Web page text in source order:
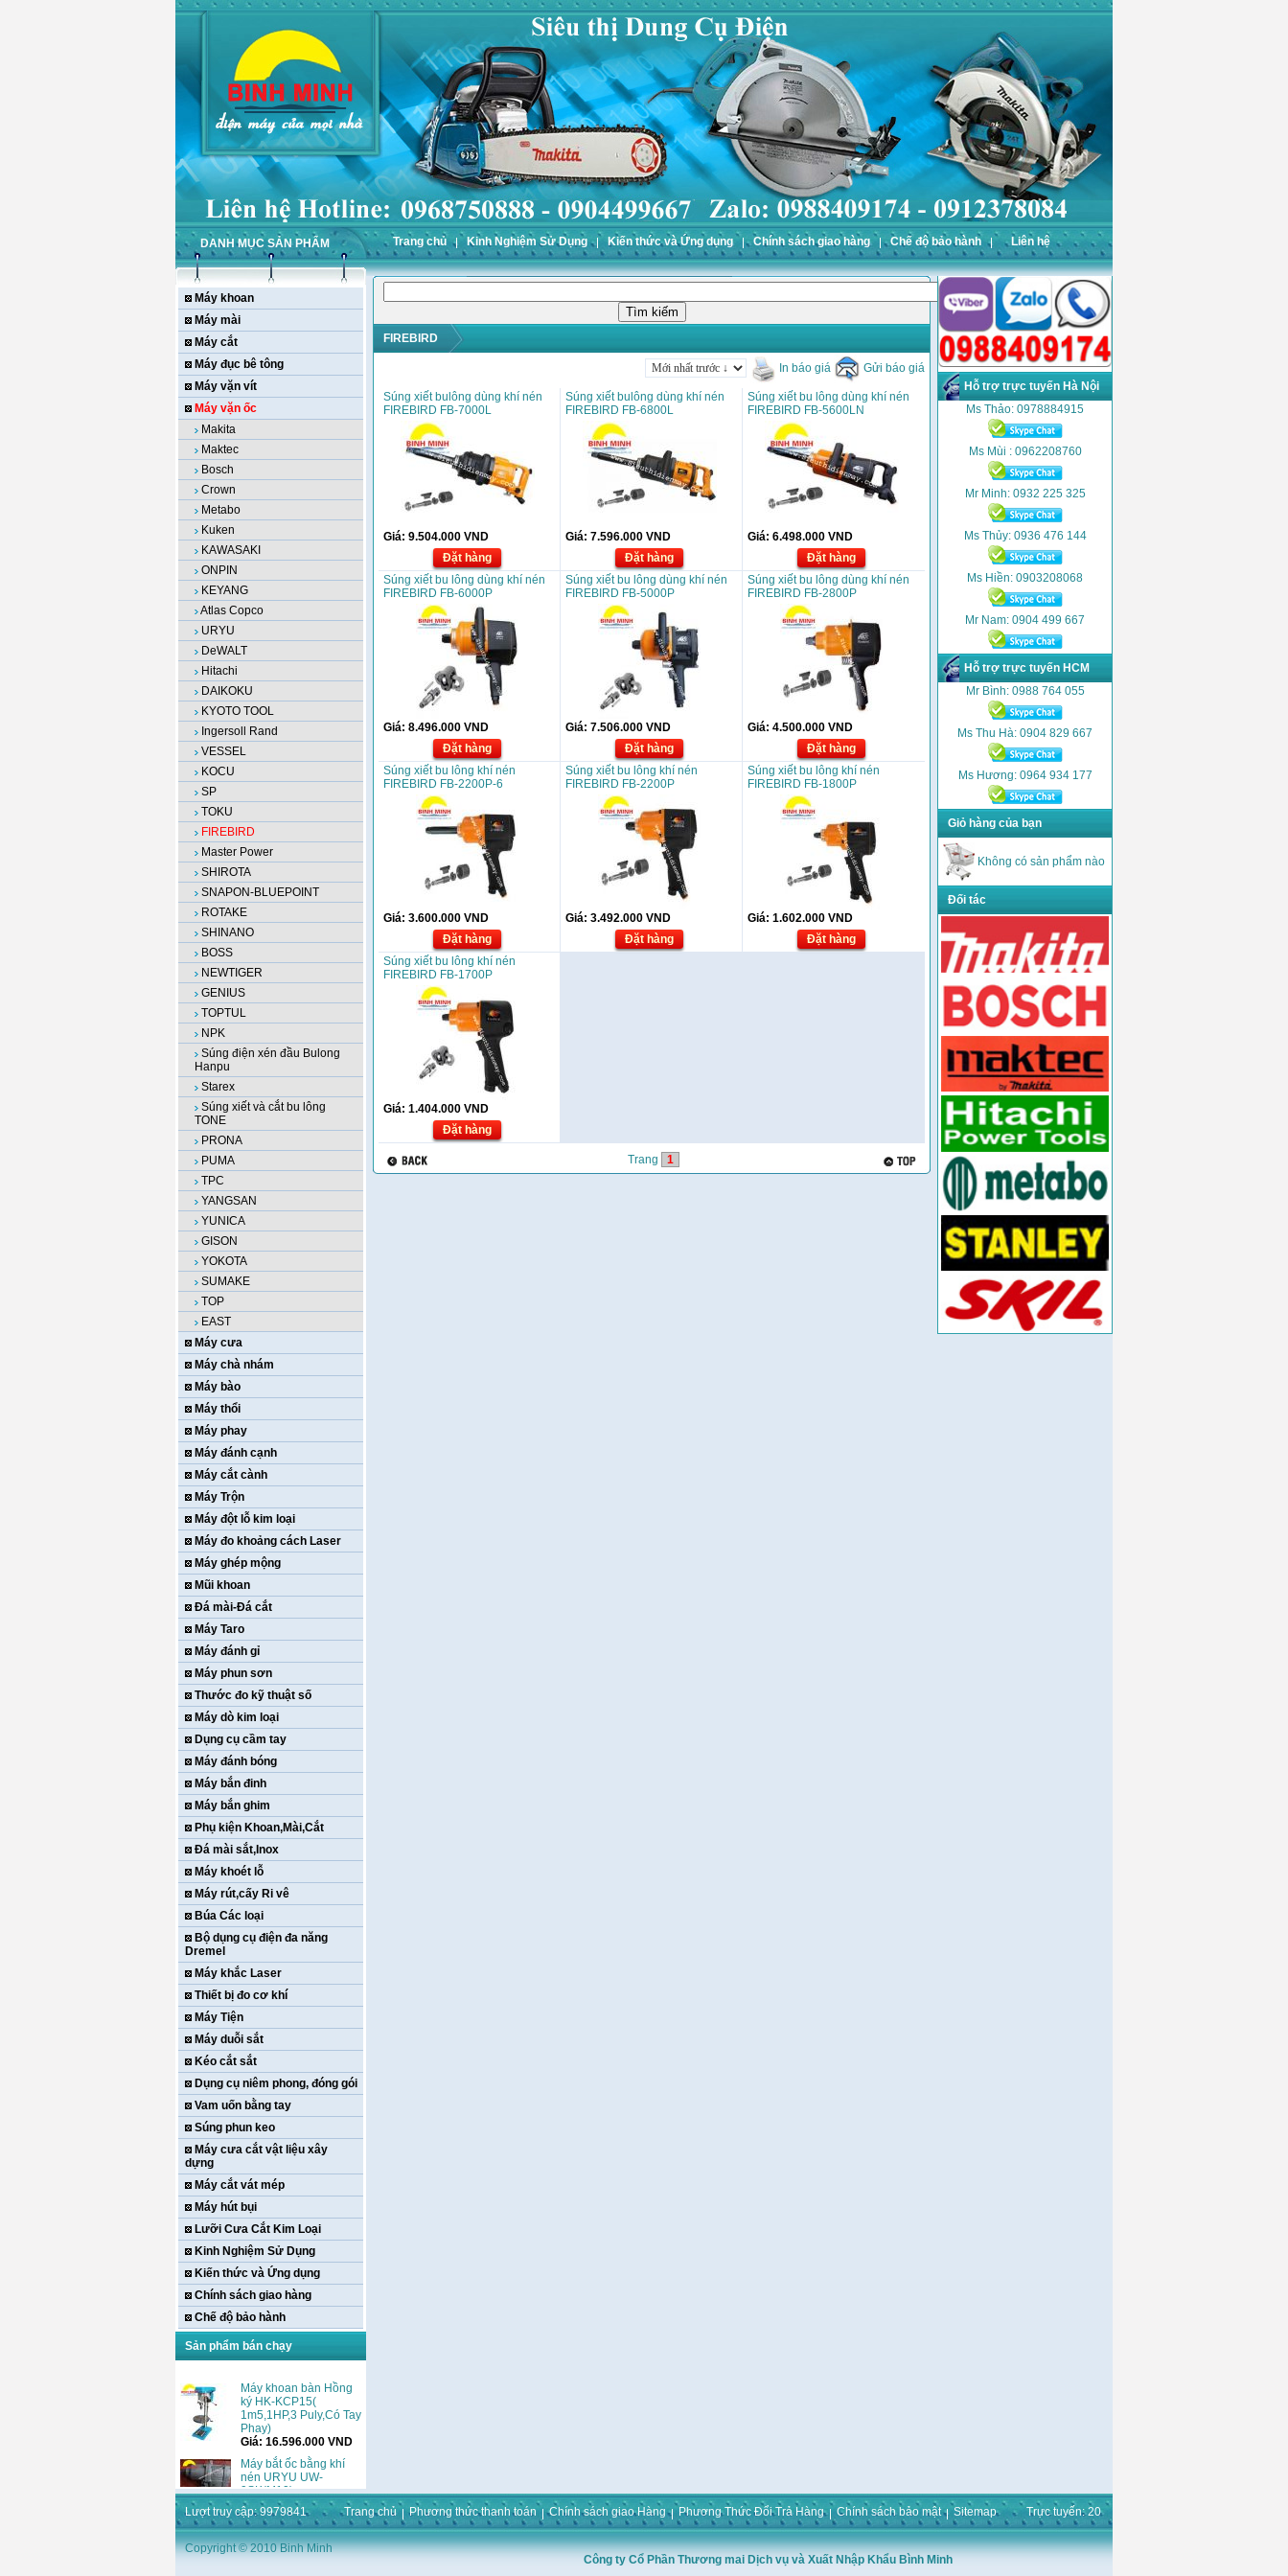
DANH MỤC SẢN PHẨM Trang chủ Kinh Nghiệm Sử Dụng Kiến thức và Ứng dụng Chính sách giao hàng Chế độ bảo hành Liên hệ
Máy khoan
Máy mài
Máy cắt
Máy đục bê tông
Máy vặn vít
Máy vặn ốc
Makita
Maktec
Bosch
Crown
Metabo
Kuken
KAWASAKI
ONPIN
KEYANG
Atlas Copco
URYU
DeWALT
Hitachi
DAIKOKU
KYOTO TOOL
Ingersoll Rand
VESSEL
KOCU
SP
TOKU
FIREBIRD
Master Power
SHIROTA
SNAPON-BLUEPOINT
ROTAKE
SHINANO
BOSS
NEWTIGER
GENIUS
TOPTUL
NPK
Súng điện xén đầu Bulong
Hanpu
Starex
Súng xiết và cắt bu lông
TONE
PRONA
PUMA
TPC
YANGSAN
YUNICA
GISON
YOKOTA
SUMAKE
TOP
EAST
Máy cưa
Máy chà nhám
Máy bào
Máy thổi
Máy phay
Máy đánh cạnh
Máy cắt cành
Máy Trộn
Máy đột lỗ kim loại
Máy đo khoảng cách Laser
Máy ghép mộng
Mũi khoan
Đá mài-Đá cắt
Máy Taro
Máy đánh gỉ
Máy phun sơn
Thước đo kỹ thuật số
Máy dò kim loại
Dụng cụ cầm tay
Máy đánh bóng
Máy bắn đinh
Máy bắn ghim
Phụ kiện Khoan,Mài,Cắt
Đá mài sắt,Inox
Máy khoét lỗ
Máy rút,cấy Ri vê
Búa Các loại
Bộ dụng cụ điện đa năng
Dremel
Máy khắc Laser
Thiết bị đo cơ khí
Máy Tiện
Máy duỗi sắt
Kéo cắt sắt
Dụng cụ niêm phong, đóng gói
Vam uốn bằng tay
Súng phun keo
Máy cưa cắt vật liệu xây
dựng
Máy cắt vát mép
Máy hút bụi
Lưỡi Cưa Cắt Kim Loại
Kinh Nghiệm Sử Dụng
Kiến thức và Ứng dụng
Chính sách giao hàng
Chế độ bảo hành
Sản phẩm bán chạy
Máy khoan bàn Hồng
ký HK-KCP15(
1m5,1HP,3 Puly,Có Tay
Phay)
Giá:16.596.000
Máy bắt ốc bằng khí
nén URYU UW-
9SK(M10)
Giá:0VND
Máy duỗi sắt Hồng ký
HK–DSM114( 1HP,Ø8 -
Ø10)
FIREBIRD
In báo giá Gửi báo giá
Súng xiết bulông dùng khí nén
FIREBIRD FB-7000L
Giá: 9.504.000 VND
Đặt hàng
Súng xiết bulông dùng khí nén
FIREBIRD FB-6800L
Giá: 7.596.000 VND
Đặt hàng
Súng xiết bu lông dùng khí nén
FIREBIRD FB-5600LN
Giá: 6.498.000 VND
Đặt hàng
Súng xiết bu lông dùng khí nén
FIREBIRD FB-6000P
Giá: 8.496.000 VND
Đặt hàng
Súng xiết bu lông dùng khí nén
FIREBIRD FB-5000P
Giá: 7.506.000 VND
Đặt hàng
Súng xiết bu lông dùng khí nén
FIREBIRD FB-2800P
Giá: 4.500.000 VND
Đặt hàng
Súng xiết bu lông khí nén
FIREBIRD FB-2200P-6
Giá: 3.600.000 VND
Đặt hàng
Súng xiết bu lông khí nén
FIREBIRD FB-2200P
Giá: 3.492.000 VND
Đặt hàng
Súng xiết bu lông khí nén
FIREBIRD FB-1800P
Giá: 1.602.000 VND
Đặt hàng
Súng xiết bu lông khí nén
FIREBIRD FB-1700P
Giá: 1.404.000 VND
Đặt hàng
Trang 1
Hỗ trợ trực tuyến Hà Nội
Ms Thảo: 0978884915
Ms Mùi : 0962208760
Mr Minh: 0932 225 325
Ms Thủy: 0936 476 144
Ms Hiền: 0903208068
Mr Nam: 0904 499 667
Hỗ trợ trực tuyến HCM
Mr Bình: 0988 764 055
Ms Thu Hà: 0904 829 667
Ms Hương: 0964 934 177
Giỏ hàng của bạn
Không có sản phẩm nào
Đối tác
Lượt truy cập: 9979841 Trang chủ Phương thức thanh toán Chính sách giao Hàng Phương Thức Đổi Trả Hàng Chính sách bảo mật Sitemap Trực tuyến: 20
Copyright © 2010 Binh Minh
Công ty Cổ Phần Thương mai Dịch vụ và Xuất Nhập Khẩu Bình Minh